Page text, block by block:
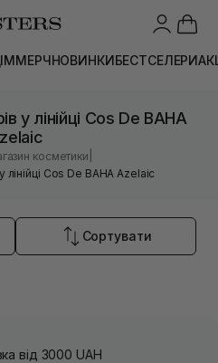
МЕРЧНОВИНКИБЕСТСЕЛЕРИ
у лінійці Cos De BAHA
косметики
лінійці Cos De BAHA Azelaic
Сортувати
від 3000 UAH